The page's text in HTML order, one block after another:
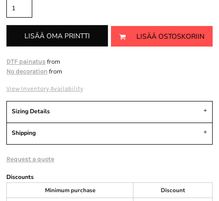
LISÄÄ OMA PRINTTI LISÄÄ OSTOSKORIIN
DTF painatus from
No decoration from
View Inventory Availability
Sizing Details
Shipping
Request a quote
Discounts
Minimum purchase
Discount